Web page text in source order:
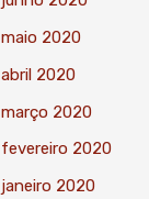
maio 2020
abril 2020
março 2020
fevereiro 2020
janeiro 2020